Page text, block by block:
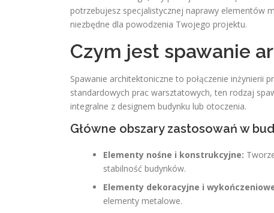
potrzebujesz specjalistycznej naprawy elementów
niezbędne dla powodzenia Twojego projektu.
Czym jest spawanie
Spawanie architektoniczne to połączenie inżynierii
standardowych prac warsztatowych, ten rodzaj
integralne z designem budynku lub otoczenia.
Główne obszary zastosowań w
Elementy nośne i konstrukcyjne:
stabilność budynków.
Elementy dekoracyjne i
elementy metalowe.